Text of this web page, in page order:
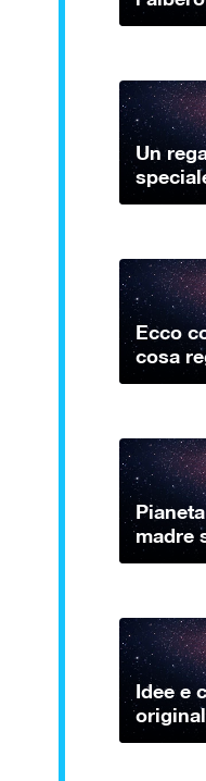
Un
Ecco
cosa
madre
Idee e